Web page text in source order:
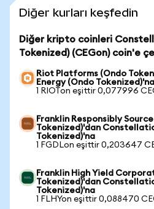
Diğer kurları keşfedin
Diğer kripto coinleri
Tokenized) (CEGon) coin'e
Riot Platforms (Ondo
Energy (Ondo Tokenized)'na
1 RIOTon eşittir 0,077996
Franklin Responsibly
Tokenized)'dan
Tokenized)'na
1 FGDLon eşittir 0,203647
Franklin High Yield
Tokenized)'dan
Tokenized)'na
1 FLHYon eşittir 0,088470